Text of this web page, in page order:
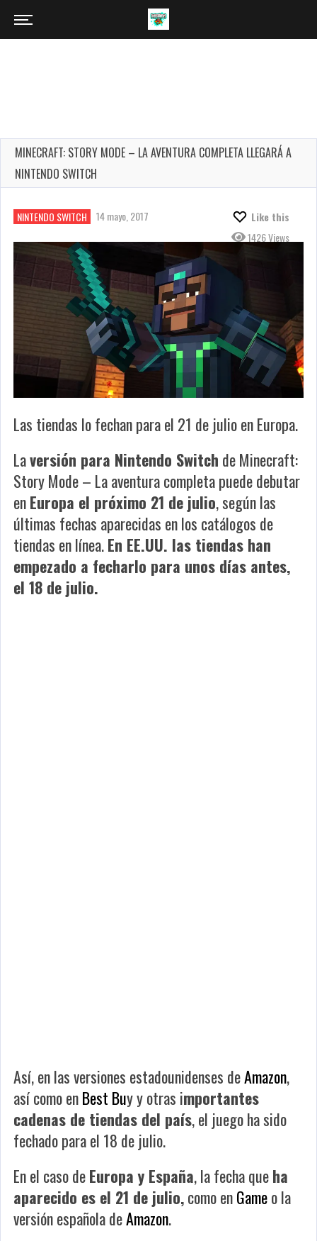
MINECRAFT: STORY MODE – LA AVENTURA COMPLETA LLEGARÁ A
NINTENDO SWITCH
NINTENDO SWITCH 14 mayo, 2017
Like this
1426 Views
Las tiendas lo fechan para el 21 de julio en Europa.
Laversión para Nintendo Switch deMinecraft:
Story Mode – La aventura completapuede debutar
enEuropa el próximo 21 de julio, según las
últimas fechas aparecidas en los catálogos de
tiendas en línea.En EE.UU. las tiendas han
empezado a fecharlo para unos días antes,
el 18 de julio.
Así, en las versiones estadounidenses deAmazon,
así como enBest Buy y otras importantes
cadenas de tiendas del país, el juego ha sido
fechado para el 18 de julio.
En el caso deEuropa y España, la fecha queha
aparecido es el 21 de julio,como enGameo la
versión española deAmazon.